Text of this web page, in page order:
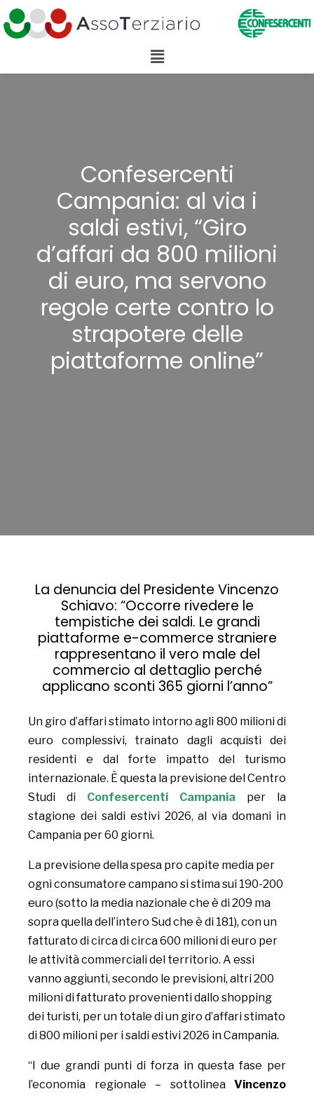
Confesercenti
Campania: al via i
saldi estivi, “Giro
d’affari da 800 milioni
di euro, ma servono
regole certe contro lo
strapotere delle
piattaforme online”
La denuncia del Presidente Vincenzo
Schiavo: “Occorre rivedere le
tempistiche dei saldi. Le grandi
piattaforme e-commerce straniere
rappresentano il vero male del
commercio al dettaglio perché
applicano sconti 365 giorni l’anno”
Un giro d’affari stimato intorno agli 800 milioni di
euro complessivi, trainato dagli acquisti dei
residenti e dal forte impatto del turismo
internazionale. È questa la previsione del Centro
Studi di Confesercenti Campania per la
stagione dei saldi estivi 2026, al via domani in
Campania per 60 giorni.
La previsione della spesa pro capite media per
ogni consumatore campano si stima sui 190-200
euro (sotto la media nazionale che è di 209 ma
sopra quella dell’intero Sud che è di 181), con un
fatturato di circa di circa 600 milioni di euro per
le attività commerciali del territorio. A essi
vanno aggiunti, secondo le previsioni, altri 200
milioni di fatturato provenienti dallo shopping
dei turisti, per un totale di un giro d’affari stimato
di 800 milioni per i saldi estivi 2026 in Campania.
“I due grandi punti di forza in questa fase per
l’economia regionale – sottolinea Vincenzo